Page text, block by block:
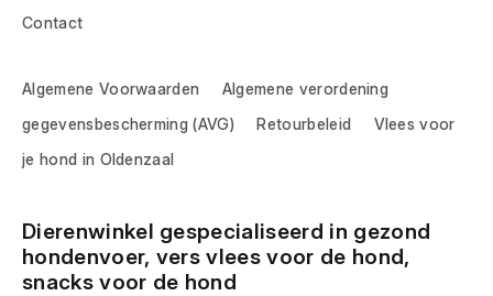
Contact
Algemene Voorwaarden
Algemene verordening
gegevensbescherming (AVG)
Retourbeleid
Vlees voor
je hond in Oldenzaal
Dierenwinkel gespecialiseerd in gezond
hondenvoer, vers vlees voor de hond,
snacks voor de hond